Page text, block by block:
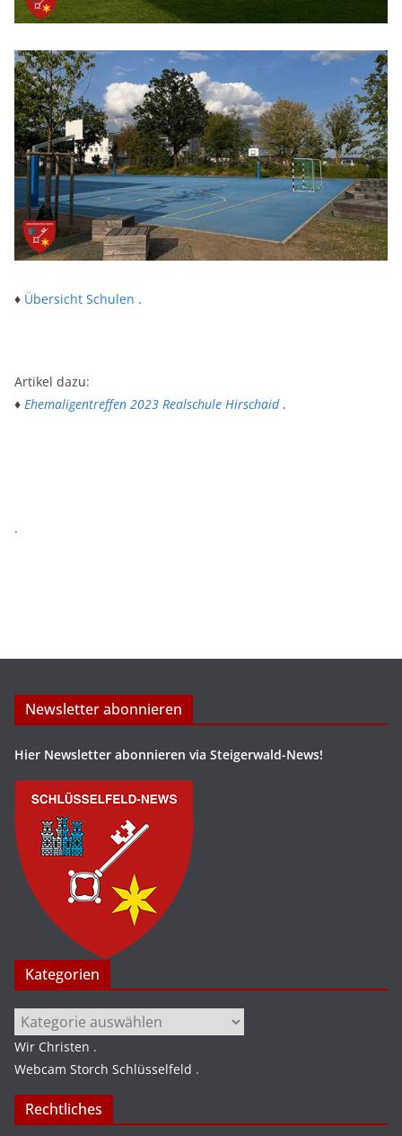
♦ Übersicht Schulen .
Artikel dazu:
♦ Ehemaligentreffen 2023 Realschule Hirschaid.
.
Newsletter abonnieren
Hier Newsletter abonnieren via Steigerwald-News!
Kategorien
Kategorien
Wir Christen .
Webcam Storch Schlüsselfeld .
Rechtliches